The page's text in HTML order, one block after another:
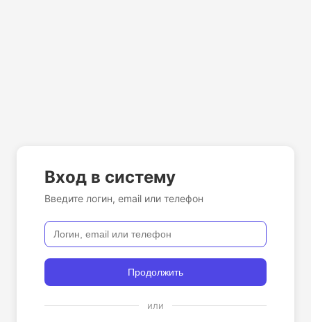
Вход в систему
Введите логин, email или телефон
Продолжить
или